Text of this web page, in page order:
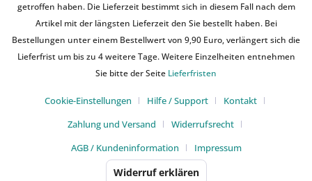
getroffen haben. Die Lieferzeit bestimmt sich in diesem Fall nach dem
Artikel mit der längsten Lieferzeit den Sie bestellt haben. Bei
Bestellungen unter einem Bestellwert von 9,90 Euro, verlängert sich die
Lieferfrist um bis zu 4 weitere Tage. Weitere Einzelheiten entnehmen
Sie bitte der Seite Lieferfristen
Cookie-Einstellungen Hilfe / Support
Kontakt
Zahlung und Versand
Widerrufsrecht
AGB / Kundeninformation
Impressum
Widerruf erklären